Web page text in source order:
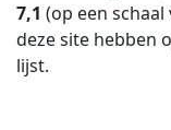
7,1 (op een schaal
deze site hebben
lijst.